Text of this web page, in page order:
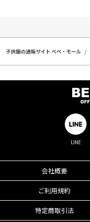
子供服の通販サイト ベベ・モール
LINE
会社概要
ご利用規約
特定商取引法